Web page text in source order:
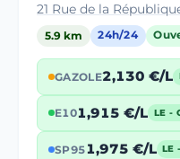
21 Rue de la
5.9 km 24h/24
GAZOLE2,130 €/L
E101,915 €/L LE -
SP951,975 €/L LE